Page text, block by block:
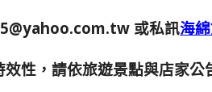
或私訊海
性，請依旅遊景點與店家公